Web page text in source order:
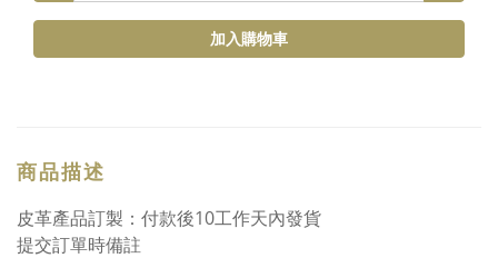
加入購物車
商品描述
皮革產品訂製：付款後10工作天內發貨
提交訂單時備註